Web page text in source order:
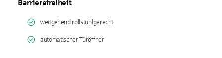
Barrierefreiheit
weitgehend rollstuhlgerecht
automatischer Türöffner